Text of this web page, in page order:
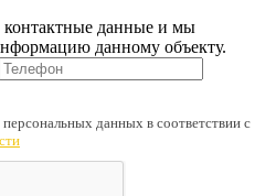
контактные данные и мы
данному объекту.
данных в соответствии с